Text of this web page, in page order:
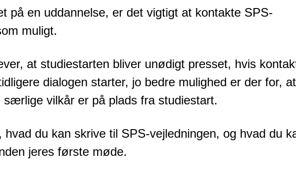
på en uddannelse, er det vigtigt at kontakte SPS-
muligt.
at studiestarten bliver unødigt presset, hvis
dialogen starter, jo bedre mulighed er der for, at
vilkår er på plads fra studiestart.
du kan skrive til SPS-vejledningen, og hvad du
jeres første møde.